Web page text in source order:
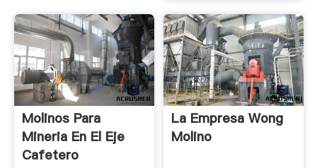
Molinos Para
Mineria En El Eje
Cafetero
La Empresa Wong
Molino